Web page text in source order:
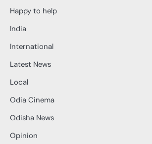
Happy to help
India
International
Latest News
Local
Odia Cinema
Odisha News
Opinion